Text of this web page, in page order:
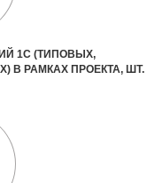
1С (ТИПОВЫХ,
В РАМКАХ ПРОЕКТА, ШТ.